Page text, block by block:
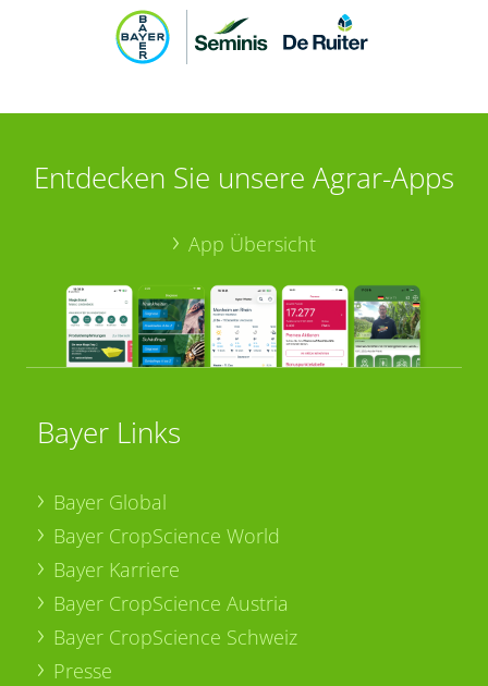
Entdecken Sie unsere Agrar-Apps
App Übersicht
Bayer Links
Bayer Global
Bayer CropScience World
Bayer Karriere
Bayer CropScience Austria
Bayer CropScience Schweiz
Presse